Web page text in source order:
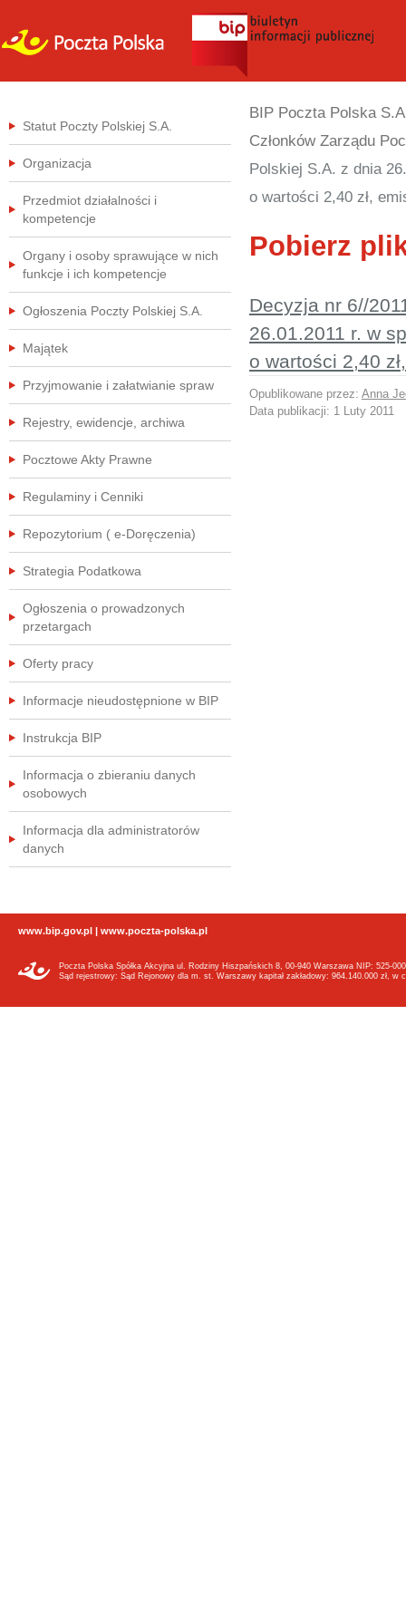
BIP Poczta Polska
Członków Zarządu
Polskiej S.A. z dnia
o wartości 2,40 zł,
Pobierz
Decyzja nr 6//
26.01.2011 r. w
o wartości 2,40
Opublikowane przez: Anna
Data publikacji: 1 Luty 2011
Statut Poczty Polskiej S.A.
Organizacja
Przedmiot działalności i
kompetencje
Organy i osoby sprawujące w nich
funkcje i ich kompetencje
Ogłoszenia Poczty Polskiej S.A.
Majątek
Przyjmowanie i załatwianie spraw
Rejestry, ewidencje, archiwa
Pocztowe Akty Prawne
Regulaminy i Cenniki
Repozytorium ( e-Doręczenia)
Strategia Podatkowa
Ogłoszenia o prowadzonych
przetargach
Oferty pracy
Informacje nieudostępnione w BIP
Instrukcja BIP
Informacja o zbieraniu danych
osobowych
Informacja dla administratorów
danych
www.bip.gov.pl | www.poczta-polska.pl
Poczta Polska Spółka Akcyjna ul. Rodziny Hiszpańskich 8, 00-940 Warszawa NIP: 525-
Sąd rejestrowy: Sąd Rejonowy dla m. st. Warszawy kapitał zakładowy: 964.140.000 zł, w